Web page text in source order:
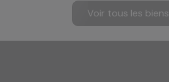
Voir tous les biens